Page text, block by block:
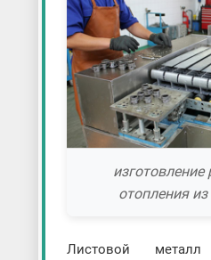
отопления
Листовой